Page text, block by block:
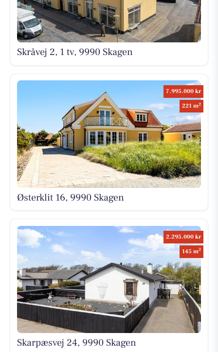
Skråvej 2, 1 tv, 9990 Skagen
7.995.000 kr
221 m2
Østerklit 16, 9990 Skagen
2.295.000 kr
145 m2
Skarpæsvej 24, 9990 Skagen